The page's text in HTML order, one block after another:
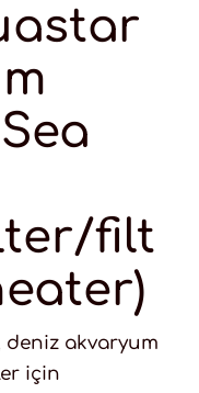
filt
deniz akvaryum
için